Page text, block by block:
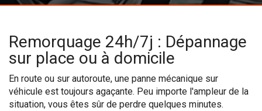
Remorquage 24h/7j : Dépannage
sur place ou à domicile
En route ou sur autoroute, une panne mécanique sur
véhicule est toujours agaçante. Peu importe l'ampleur de la
situation, vous êtes sûr de perdre quelques minutes.